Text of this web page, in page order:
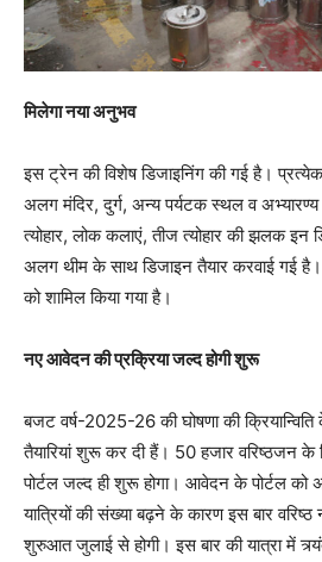
मिलेगा नया अनुभव
इस ट्रेन की विशेष डिजाइनिंग की गई है।
अलग मंदिर, दुर्ग, अन्य पर्यटक स्थल व
त्योहार, लोक कलाएं, तीज त्योहार की झलक
अलग थीम के साथ डिजाइन तैयार करवाई गई है।
को शामिल किया गया है।
नए आवेदन की प्रक्रिया जल्द होगी शुरू
बजट वर्ष-2025-26 की घोषणा की
तैयारियां शुरू कर दी हैं। 50 हजार वरिष्ठजन
पोर्टल जल्द ही शुरू होगा। आवेदन के पोर्टल को
यात्रियों की संख्या बढ़ने के कारण इस बार वरिष्ठ
शुरुआत जुलाई से होगी। इस बार की यात्रा में